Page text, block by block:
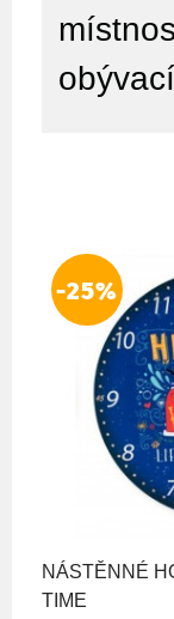
-25%
NÁSTĚNNÉ
TIME